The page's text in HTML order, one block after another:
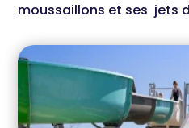
moussaillons et ses jets